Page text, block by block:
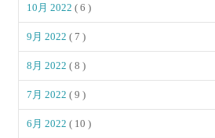
10月 2022( 6 )
9月 2022( 7 )
8月 2022( 8 )
7月 2022( 9 )
6月 2022( 10 )